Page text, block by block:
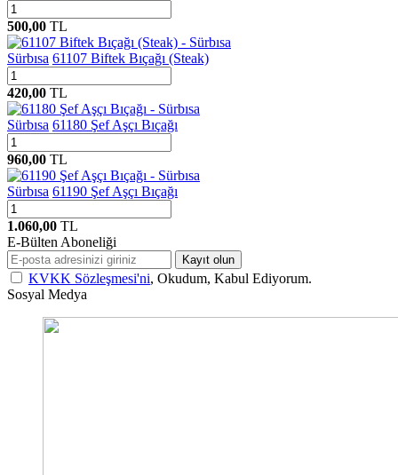
500,00 TL
Sürbısa 61107 Biftek Bıçağı (Steak)
420,00 TL
Sürbısa 61180 Şef Aşçı Bıçağı
960,00 TL
Sürbısa 61190 Şef Aşçı Bıçağı
1.060,00 TL
E-Bülten Aboneliği
Kayıt olun
KVKK Sözleşmesi'ni, Okudum, Kabul Ediyorum.
Sosyal Medya